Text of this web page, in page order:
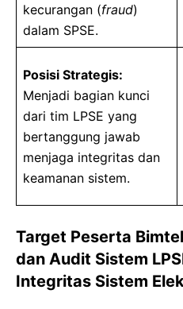
kecurangan (fraud)
dalam SPSE.
Posisi Strategis:
Menjadi bagian kunci
dari tim LPSE yang
bertanggung jawab
menjaga integritas dan
keamanan sistem.
Target Peserta
dan Audit Sistem
Integritas Sistem